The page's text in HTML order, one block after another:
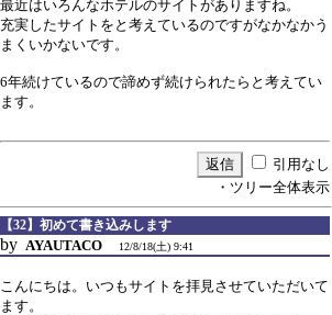
最近はいろんなホテルのサイトがありますね。
充実したサイトをと考えているのですがなかなかう
まくいかないです。
6年続けているので諦めず続けられたらと考えてい
ます。
引用なし
・ツリー全体表示
【32】初めて書き込みします
by AYAUTACO 12/8/18(土) 9:41
こんにちは。いつもサイトを拝見させていただいて
ます。